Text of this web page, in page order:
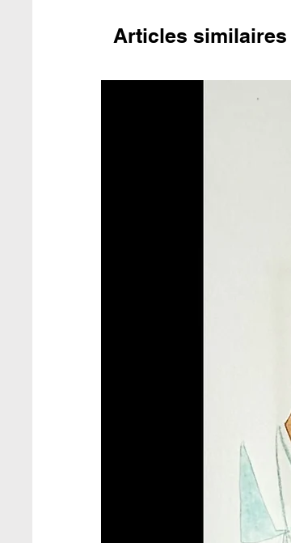
Articles similaires